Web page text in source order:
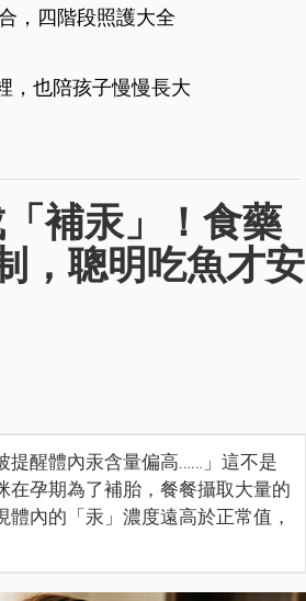
，四階段照護大全
，也陪孩子慢慢長大
補汞」！食藥
，聰明吃魚才安
提醒體內汞含量偏高……」這不是
在孕期為了補胎，餐餐攝取大量的
內的「汞」濃度遠高於正常值，